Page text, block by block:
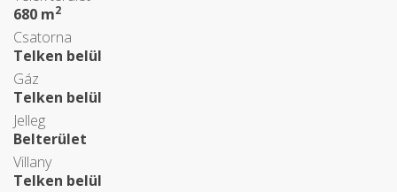
680 m2
Csatorna
Telken belül
Gáz
Telken belül
Jelleg
Belterület
Villany
Telken belül